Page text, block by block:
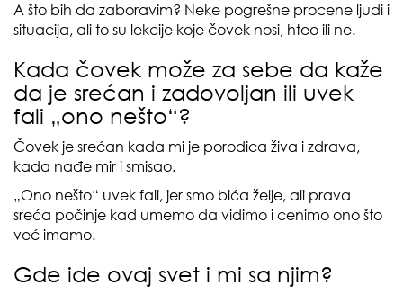
A što bih da zaboravim? Neke pogrešne procene ljudi i
situacija, ali to su lekcije koje čovek nosi, hteo ili ne.
Kada čovek može za sebe da kaže
da je srećan i zadovoljan ili uvek
fali „ono nešto“?
Čovek je srećan kada mi je porodica živa i zdrava,
kada nađe mir i smisao.
„Ono nešto“ uvek fali, jer smo bića želje, ali prava
sreća počinje kad umemo da vidimo i cenimo ono što
već imamo.
Gde ide ovaj svet i mi sa njim?